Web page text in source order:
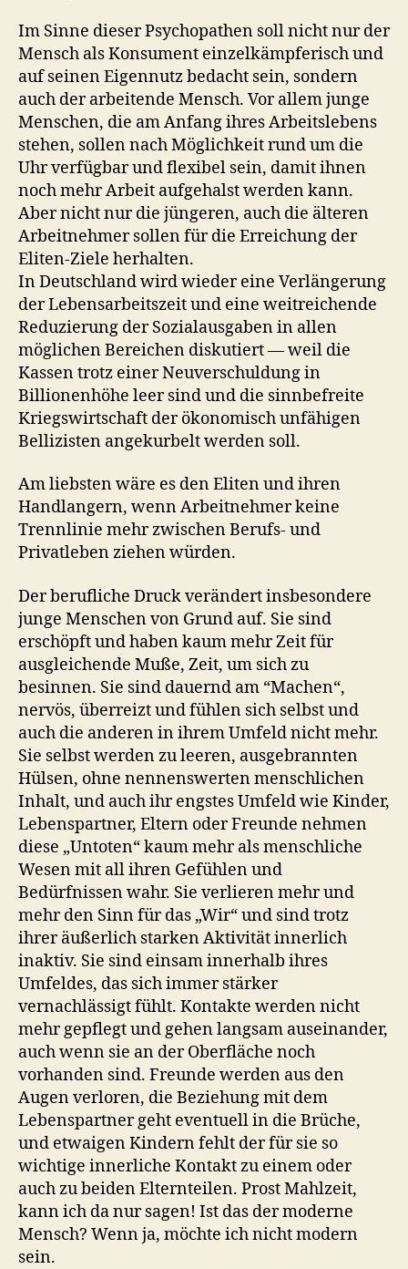
Im Sinne dieser Psychopathen soll nicht nur der
Mensch als Konsument einzelkämpferisch und
auf seinen Eigennutz bedacht sein, sondern
auch der arbeitende Mensch. Vor allem junge
Menschen, die am Anfang ihres Arbeitslebens
stehen, sollen nach Möglichkeit rund um die
Uhr verfügbar und flexibel sein, damit ihnen
noch mehr Arbeit aufgehalst werden kann.
Aber nicht nur die jüngeren, auch die älteren
Arbeitnehmer sollen für die Erreichung der
Eliten-Ziele herhalten.
In Deutschland wird wieder eine Verlängerung
der Lebensarbeitszeit und eine weitreichende
Reduzierung der Sozialausgaben in allen
möglichen Bereichen diskutiert — weil die
Kassen trotz einer Neuverschuldung in
Billionenhöhe leer sind und die sinnbefreite
Kriegswirtschaft der ökonomisch unfähigen
Bellizisten angekurbelt werden soll.
Am liebsten wäre es den Eliten und ihren
Handlangern, wenn Arbeitnehmer keine
Trennlinie mehr zwischen Berufs- und
Privatleben ziehen würden.
Der berufliche Druck verändert insbesondere
junge Menschen von Grund auf. Sie sind
erschöpft und haben kaum mehr Zeit für
ausgleichende Muße, Zeit, um sich zu
besinnen. Sie sind dauernd am “Machen“,
nervös, überreizt und fühlen sich selbst und
auch die anderen in ihrem Umfeld nicht mehr.
Sie selbst werden zu leeren, ausgebrannten
Hülsen, ohne nennenswerten menschlichen
Inhalt, und auch ihr engstes Umfeld wie Kinder,
Lebenspartner, Eltern oder Freunde nehmen
diese „Untoten“ kaum mehr als menschliche
Wesen mit all ihren Gefühlen und
Bedürfnissen wahr. Sie verlieren mehr und
mehr den Sinn für das „Wir“ und sind trotz
ihrer äußerlich starken Aktivität innerlich
inaktiv. Sie sind einsam innerhalb ihres
Umfeldes, das sich immer stärker
vernachlässigt fühlt. Kontakte werden nicht
mehr gepflegt und gehen langsam auseinander,
auch wenn sie an der Oberfläche noch
vorhanden sind. Freunde werden aus den
Augen verloren, die Beziehung mit dem
Lebenspartner geht eventuell in die Brüche,
und etwaigen Kindern fehlt der für sie so
wichtige innerliche Kontakt zu einem oder
auch zu beiden Elternteilen. Prost Mahlzeit,
kann ich da nur sagen! Ist das der moderne
Mensch? Wenn ja, möchte ich nicht modern
sein.